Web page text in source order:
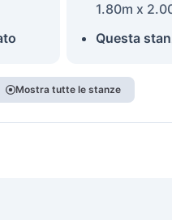
1.80m x
Questa
Mostra tutte le stanze